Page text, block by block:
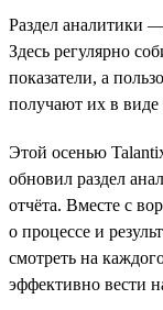
Раздел аналитики
Здесь регулярно
показатели, а
получают их в
Этой осенью
обновил раздел
отчёта. Вместе c
о процессе и
смотреть на
эффективно вести